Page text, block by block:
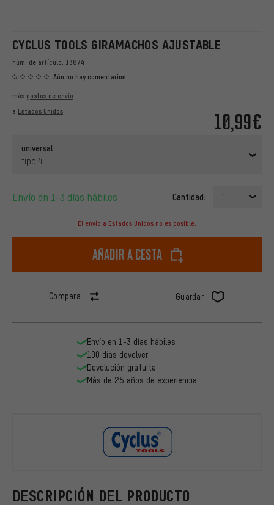
CYCLUS TOOLS GIRAMACHOS AJUSTABLE
núm. de artículo: 13874
Aún no hay comentarios
10,99€
más gastos de envío
a Estados Unidos
universal
tipo 4
Envío en 1-3 días hábiles Cantidad: 1
El envío a Estados Unidos no es posible.
Añadir a cesta
Compara Guardar
DESCRIPCIÓN DEL PRODUCTO
Envío en 1-3 días hábiles
100 días devolver
Devolución gratuita
Más de 25 años de experiencia